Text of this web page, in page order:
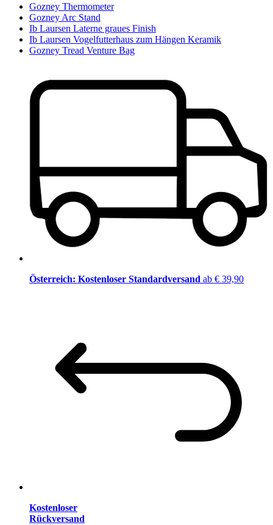
Gozney Thermometer
Gozney Arc Stand
Ib Laursen Laterne graues Finish
Ib Laursen Vogelfutterhaus zum Hängen Keramik
Gozney Tread Venture Bag
Österreich: Kostenloser Standardversand ab € 39,90
Kostenloser
Rückversand